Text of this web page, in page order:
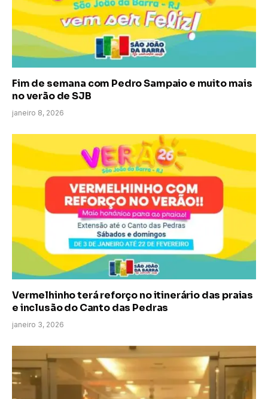
Fim de semana com Pedro Sampaio e muito mais
no verão de SJB
janeiro 8, 2026
Vermelhinho terá reforço no itinerário das praias
e inclusão do Canto das Pedras
janeiro 3, 2026